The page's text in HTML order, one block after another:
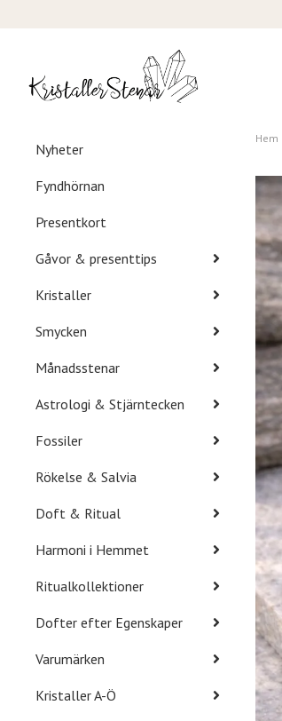
Nyheter
Fyndhörnan
Presentkort
Gåvor & presenttips
Kristaller
Smycken
Månadsstenar
Astrologi & Stjärntecken
Fossiler
Rökelse & Salvia
Doft & Ritual
Harmoni i Hemmet
Ritualkollektioner
Dofter efter Egenskaper
Varumärken
Kristaller A-Ö
Hem